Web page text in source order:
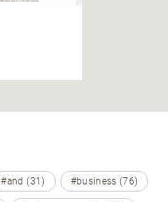
#and (31) #business (76)